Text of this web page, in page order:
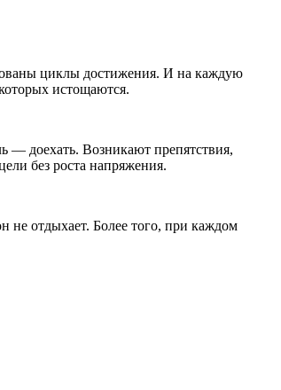
циклы достижения. И на каждую
истощаются.
— доехать. Возникают препятствия,
без роста напряжения.
не отдыхает. Более того, при каждом